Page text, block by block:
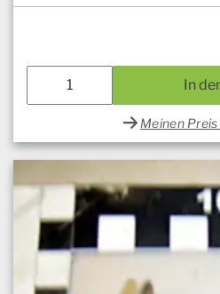
In
Meinen